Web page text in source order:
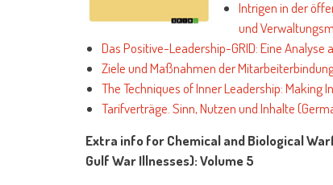
Intrigen in der
und
Das Positive-Leadership-GRID: Eine
Ziele und Maßnahmen der
The Techniques of Inner Leadership: Making
Tarifverträge. Sinn, Nutzen und Inhalte
Extra info for Chemical and Biological
Gulf War Illnesses): Volume 5